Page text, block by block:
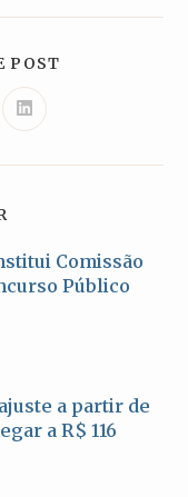
POST
Abre
em
nova
Comissão
Público
a partir de
a R$ 116